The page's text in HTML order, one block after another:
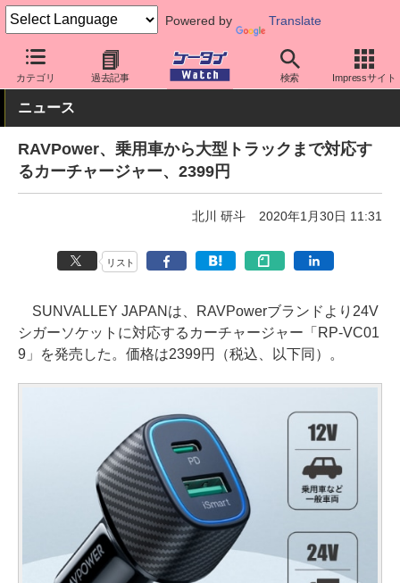
Powered by Translate
カテゴリ 過去記事 検索 Impressサイト
ケータイ Watch 周辺機器/アクセサリー その他
ニュース
RAVPower、乗用車から大型トラックまで対応す
るカーチャージャー、2399円
北川 研斗 2020年1月30日 11:31
リスト
SUNVALLEY JAPANは、RAVPowerブランドより24V
シガーソケットに対応するカーチャージャー「RP-VC01
9」を発売した。価格は2399円（税込、以下同）。